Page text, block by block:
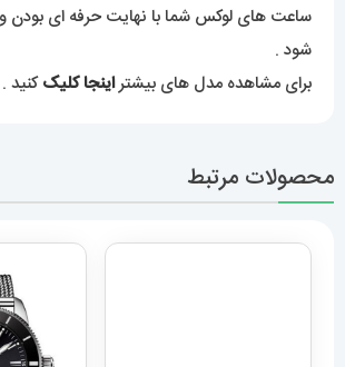
ساعت های لوکس شما با نهایت حرفه ای بودن
شود .
برای مشاهده مدل های بیشتراینجا کلیککنید .
محصولات مرتبط